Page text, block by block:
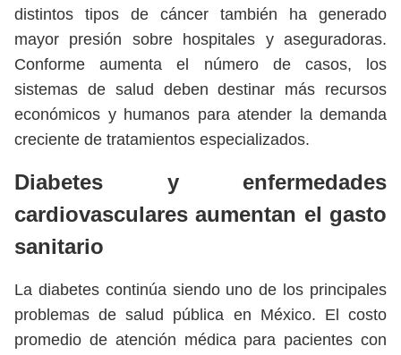
distintos tipos de cáncer también ha generado
mayor presión sobre hospitales y aseguradoras.
Conforme aumenta el número de casos, los
sistemas de salud deben destinar más recursos
económicos y humanos para atender la demanda
creciente de tratamientos especializados.
Diabetes y enfermedades
cardiovasculares aumentan el gasto
sanitario
La diabetes continúa siendo uno de los principales
problemas de salud pública en México. El costo
promedio de atención médica para pacientes con